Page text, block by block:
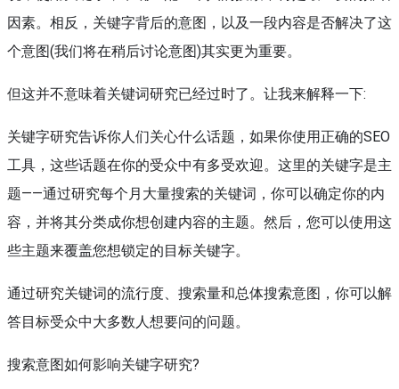
因素。相反，关键字背后的意图，以及一段内容是否解决了这
个意图(我们将在稍后讨论意图)其实更为重要。
但这并不意味着关键词研究已经过时了。让我来解释一下:
关键字研究告诉你人们关心什么话题，如果你使用正确的SEO
工具，这些话题在你的受众中有多受欢迎。这里的关键字是主
题——通过研究每个月大量搜索的关键词，你可以确定你的内
容，并将其分类成你想创建内容的主题。然后，您可以使用这
些主题来覆盖您想锁定的目标关键字。
通过研究关键词的流行度、搜索量和总体搜索意图，你可以解
答目标受众中大多数人想要问的问题。
搜索意图如何影响关键字研究?